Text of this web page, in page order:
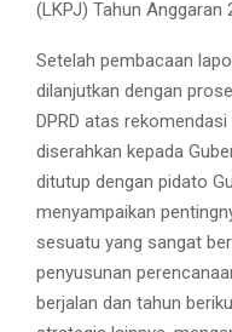
(LKPJ) Tahun Anggaran
Setelah pembacaan
dilanjutkan dengan
DPRD atas
diserahkan kepada
ditutup dengan pidato
menyampaikan
sesuatu yang sangat
penyusunan
berjalan dan tahun